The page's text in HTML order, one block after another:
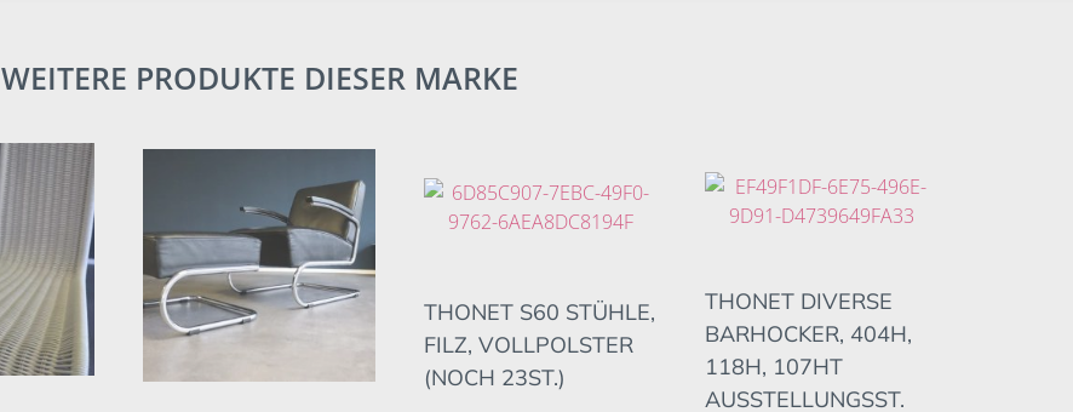
WEITERE PRODUKTE DIESER MARKE
THONET S60 STÜHLE,
FILZ, VOLLPOLSTER
(NOCH 23ST.)
THONET DIVERSE
BARHOCKER, 404H,
118H, 107HT
AUSSTELLUNGSST.